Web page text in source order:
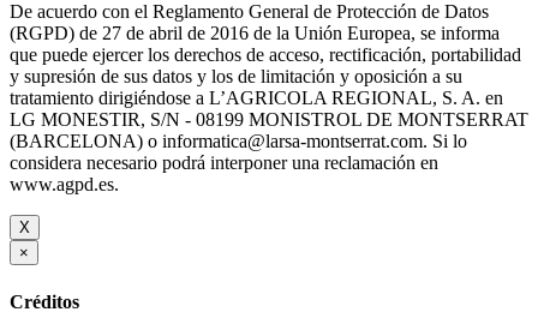
De acuerdo con el Reglamento General de Protección de Datos
(RGPD) de 27 de abril de 2016 de la Unión Europea, se informa
que puede ejercer los derechos de acceso, rectificación, portabilidad
y supresión de sus datos y los de limitación y oposición a su
tratamiento dirigiéndose a L’AGRICOLA REGIONAL, S. A. en
LG MONESTIR, S/N - 08199 MONISTROL DE MONTSERRAT
(BARCELONA) o informatica@larsa-montserrat.com. Si lo
considera necesario podrá interponer una reclamación en
www.agpd.es.
X
×
Créditos